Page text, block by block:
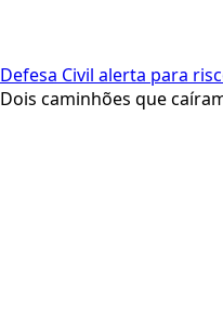
Defesa Civil alerta para
Dois caminhões que